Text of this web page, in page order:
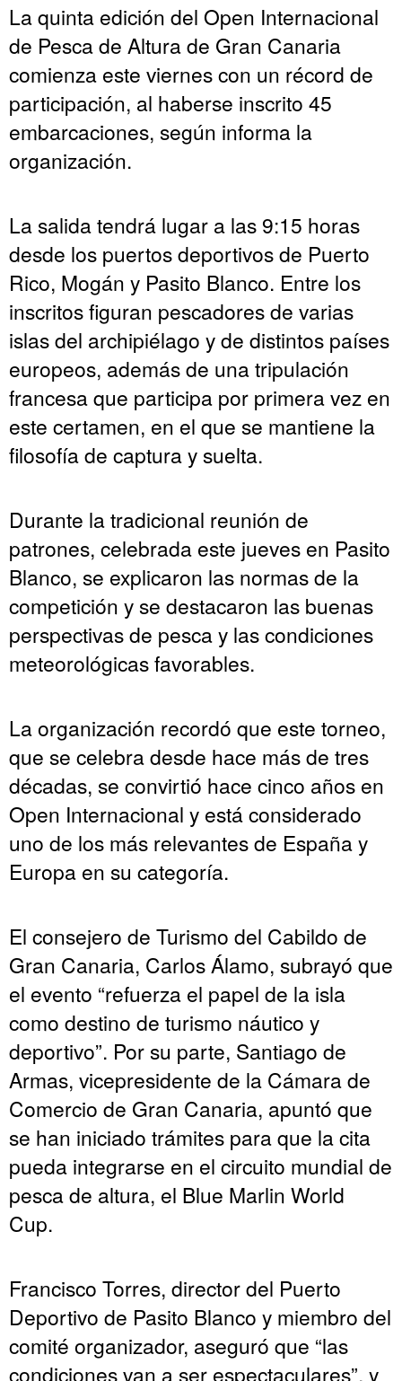
La quinta edición del Open Internacional
de Pesca de Altura de Gran Canaria
comienza este viernes con un récord de
participación, al haberse inscrito 45
embarcaciones, según informa la
organización.
La salida tendrá lugar a las 9:15 horas
desde los puertos deportivos de Puerto
Rico, Mogán y Pasito Blanco. Entre los
inscritos figuran pescadores de varias
islas del archipiélago y de distintos países
europeos, además de una tripulación
francesa que participa por primera vez en
este certamen, en el que se mantiene la
filosofía de captura y suelta.
Durante la tradicional reunión de
patrones, celebrada este jueves en Pasito
Blanco, se explicaron las normas de la
competición y se destacaron las buenas
perspectivas de pesca y las condiciones
meteorológicas favorables.
La organización recordó que este torneo,
que se celebra desde hace más de tres
décadas, se convirtió hace cinco años en
Open Internacional y está considerado
uno de los más relevantes de España y
Europa en su categoría.
El consejero de Turismo del Cabildo de
Gran Canaria, Carlos Álamo, subrayó que
el evento “refuerza el papel de la isla
como destino de turismo náutico y
deportivo”. Por su parte, Santiago de
Armas, vicepresidente de la Cámara de
Comercio de Gran Canaria, apuntó que
se han iniciado trámites para que la cita
pueda integrarse en el circuito mundial de
pesca de altura, el Blue Marlin World
Cup.
Francisco Torres, director del Puerto
Deportivo de Pasito Blanco y miembro del
comité organizador, aseguró que “las
condiciones van a ser espectaculares”, y